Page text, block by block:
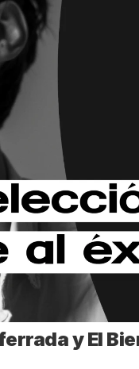
y El